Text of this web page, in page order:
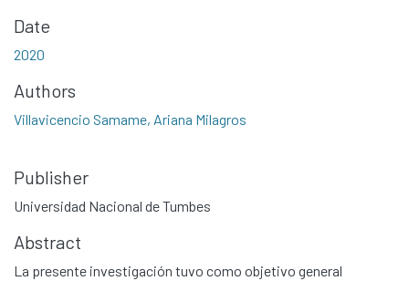
Date
2020
Authors
Villavicencio Samame, Ariana Milagros
Publisher
Universidad Nacional de Tumbes
Abstract
La presente investigación tuvo como objetivo general